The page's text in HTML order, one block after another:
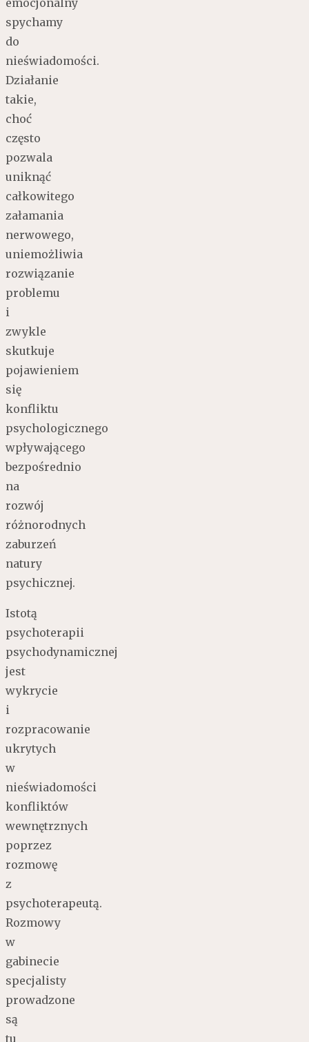
spychamy
do
nieświadomości.
Działanie
takie,
choć
często
pozwala
uniknąć
całkowitego
załamania
nerwowego,
uniemożliwia
rozwiązanie
problemu
i
zwykle
skutkuje
pojawieniem
się
konfliktu
psychologicznego
wpływającego
bezpośrednio
na
rozwój
różnorodnych
zaburzeń
natury
psychicznej.
Istotą
psychoterapii
psychodynamicznej
jest
wykrycie
i
rozpracowanie
ukrytych
w
nieświadomości
konfliktów
wewnętrznych
poprzez
rozmowę
z
psychoterapeutą.
Rozmowy
w
gabinecie
specjalisty
prowadzone
są
tu